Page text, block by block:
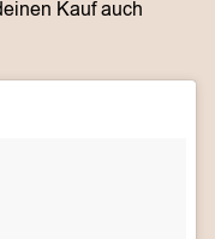
Kauf auch